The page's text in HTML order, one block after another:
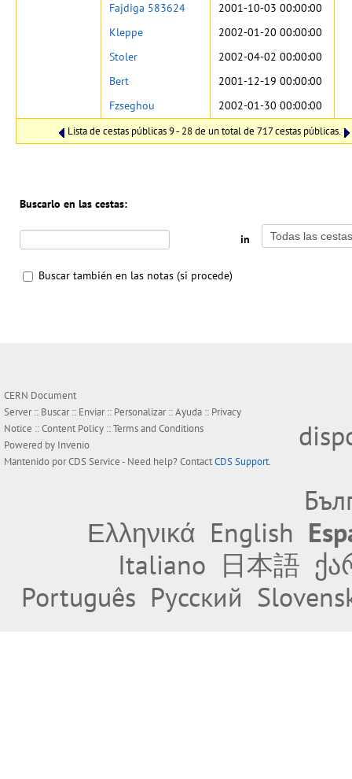
Lista de cestas públicas 9 - 28 de un total de 717 cestas públicas.
Fajdiga 583624
2001-10-03 00:00:00
Kleppe
2002-01-20 00:00:00
Stoler
2002-04-02 00:00:00
Bert
2001-12-19 00:00:00
Fzseghou
2002-01-30 00:00:00
Buscarlo en las cestas:
in
Buscar también en las notas (si procede)
CERN Document
Server :: Buscar:: Enviar:: Personalizar::Ayuda :: Privacy
Notice ::Content Policy ::Terms and Conditions
Powered by Invenio
Mantenido porCDS Service- Need help? ContactCDS Support.
Ελληνικά English
Italiano 日本語
Português Русский